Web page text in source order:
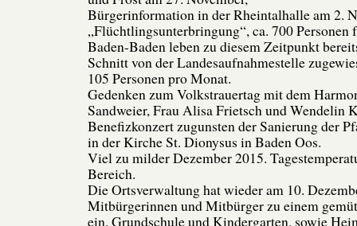
Bürgerinformation in der Rheintalhalle am 2.
„Flüchtlingsunterbringung“, ca. 700 Personen
Baden-Baden leben zu diesem Zeitpunkt
Schnitt von der Landesaufnahmestelle
105 Personen pro Monat.
Gedenken zum Volkstrauertag mit dem
Sandweier, Frau Alisa Frietsch und Wendelin
Benefizkonzert zugunsten der Sanierung der
in der Kirche St. Dionysus in Baden Oos.
Viel zu milder Dezember 2015.
Bereich.
Die Ortsverwaltung hat wieder am 10.
Mitbürgerinnen und Mitbürger zu einem
ein. Grundschule und Kindergarten, sowie